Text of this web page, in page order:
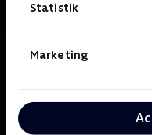
Statistik
Marketing
vi 'Bag Overskrifterne'